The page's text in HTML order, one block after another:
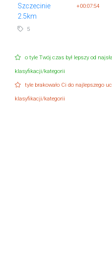
Szczecinie
2.5km
5
+00:07:54
o tyle Twój czas był lepszy od
klasyfikacji/kategorii
tyle brakowało Ci do najlepszego
klasyfikacji/kategorii